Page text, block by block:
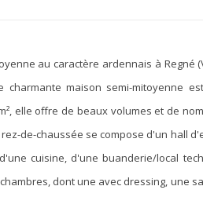
au caractère ardennais à Regné
charmante maison semi-mitoyenne
elle offre de beaux volumes et de
de-chaussée se compose d'un hall
cuisine, d'une buanderie/local
dont une avec dressing, une